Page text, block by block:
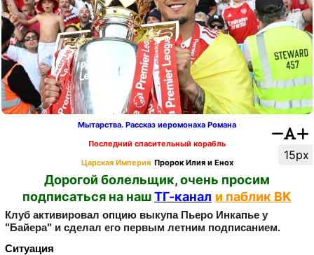
15px
Мытарства. Рассказ иеромонаха Романа
Последний спасительный корабль
Царская Империя Пророк Илия и Енох
Дорогой болельщик, очень просим
подписаться на нашТГ-канал и паблик ВК
Клуб активировал опцию выкупа Пьеро Инкапье у
"Байера" и сделал его первым летним подписанием.
Ситуация